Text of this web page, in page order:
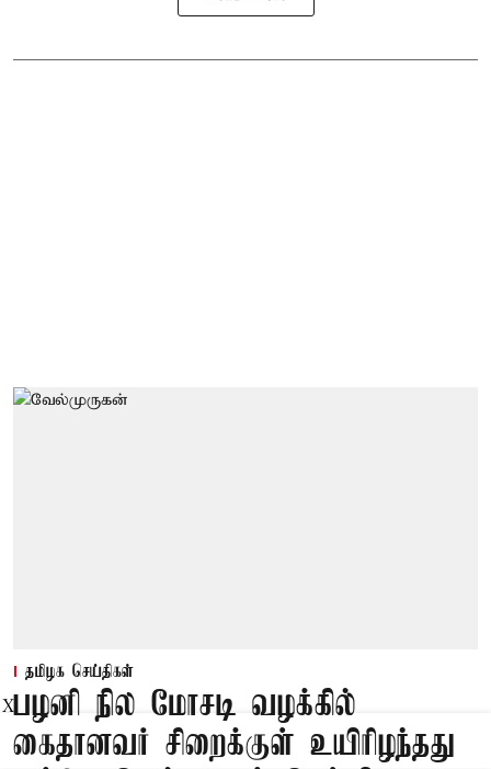
தமிழக செய்திகள்
பழனி நில மோசடி வழக்கில்
கைதானவர் சிறைக்குள் உயிரிழந்தது
X